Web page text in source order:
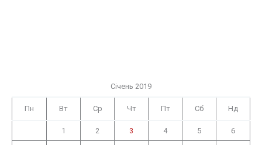
Січень 2019
Пн Вт Ср Чт Пт Сб Нд
1 2 3 4 5 6